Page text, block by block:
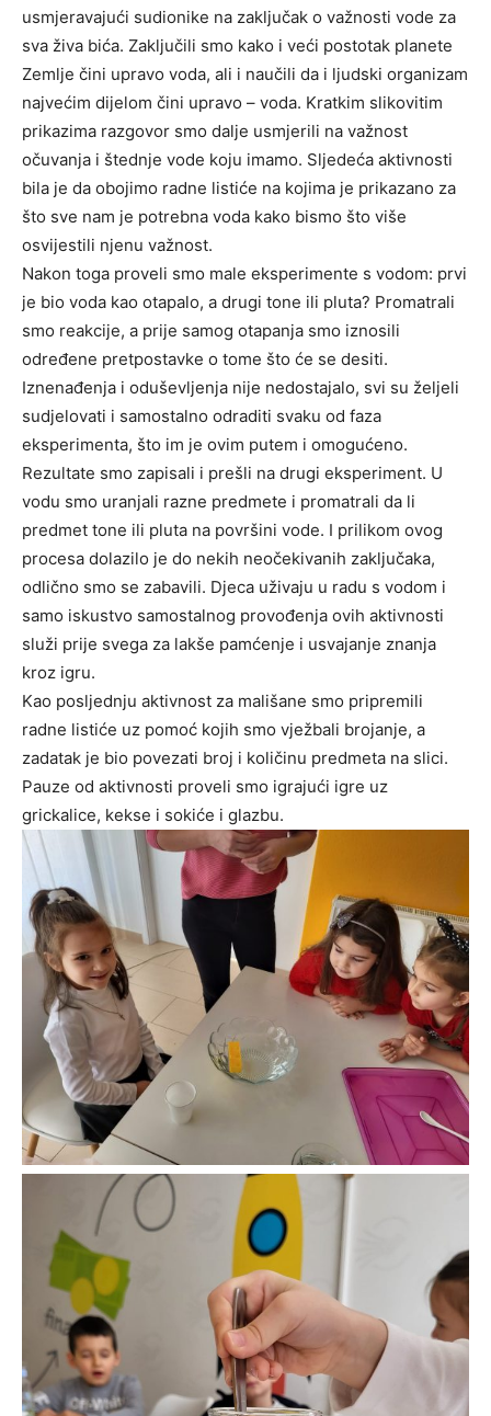
usmjeravajući sudionike na zaključak o važnosti vode za
sva živa bića. Zaključili smo kako i veći postotak planete
Zemlje čini upravo voda, ali i naučili da i ljudski organizam
najvećim dijelom čini upravo – voda. Kratkim slikovitim
prikazima razgovor smo dalje usmjerili na važnost
očuvanja i štednje vode koju imamo. Sljedeća aktivnosti
bila je da obojimo radne listiće na kojima je prikazano za
što sve nam je potrebna voda kako bismo što više
osvijestili njenu važnost.
Nakon toga proveli smo male eksperimente s vodom: prvi
je bio voda kao otapalo, a drugi tone ili pluta? Promatrali
smo reakcije, a prije samog otapanja smo iznosili
određene pretpostavke o tome što će se desiti.
Iznenađenja i oduševljenja nije nedostajalo, svi su željeli
sudjelovati i samostalno odraditi svaku od faza
eksperimenta, što im je ovim putem i omogućeno.
Rezultate smo zapisali i prešli na drugi eksperiment. U
vodu smo uranjali razne predmete i promatrali da li
predmet tone ili pluta na površini vode. I prilikom ovog
procesa dolazilo je do nekih neočekivanih zaključaka,
odlično smo se zabavili. Djeca uživaju u radu s vodom i
samo iskustvo samostalnog provođenja ovih aktivnosti
služi prije svega za lakše pamćenje i usvajanje znanja
kroz igru.
Kao posljednju aktivnost za mališane smo pripremili
radne listiće uz pomoć kojih smo vježbali brojanje, a
zadatak je bio povezati broj i količinu predmeta na slici.
Pauze od aktivnosti proveli smo igrajući igre uz
grickalice, kekse i sokiće i glazbu.